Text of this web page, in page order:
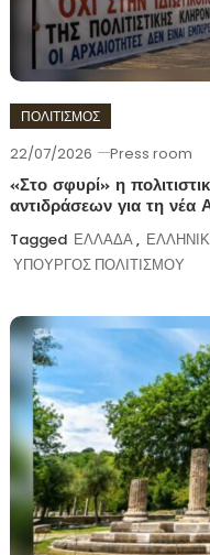
ΠΟΛΙΤΙΣΜΟΣ
22/07/2026 Press room
«Στο σφυρί» η
αντιδράσεων για τη
Tagged ΕΛΛΑΔΑ,
ΥΠΟΥΡΓΟΣ ΠΟΛΙΤΙΣΜΟΥ